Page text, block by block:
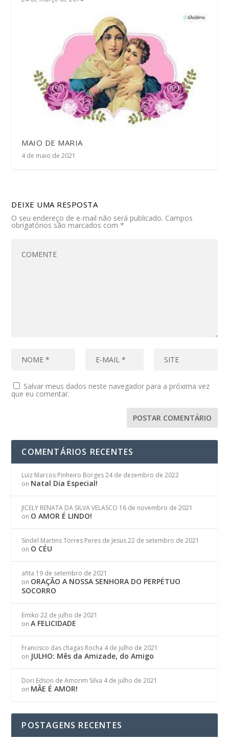
MAIO DE MARIA
4 de maio de 2021
DEIXE UMA RESPOSTA
O seu endereço de e-mail não será publicado. Campos
obrigatórios são marcados com*
Salvar meus dados neste navegador para a próxima vez
que eu comentar.
COMENTÁRIOS RECENTES
Luiz Marcos Pinheiro Borges 24 de dezembro de 2022
on Natal Dia Especial!
JICELY RENATA DA SILVA VELASCO 16 de novembro de 2021
on O AMOR É LINDO!
Síndel Martins Torres Peres de Jesus 22 de setembro de 2021
on O CÉU
afita 19 de setembro de 2021
on ORAÇÃO A NOSSA SENHORA DO PERPÉTUO
SOCORRO
Emiko 22 de julho de 2021
onA FELICIDADE
Francisco das chagas Rocha 4 de julho de 2021
on JULHO: Mês da Amizade, do Amigo
Dori Edson de Amorim Silva 4 de julho de 2021
on MÃE É AMOR!
POSTAGENS RECENTES